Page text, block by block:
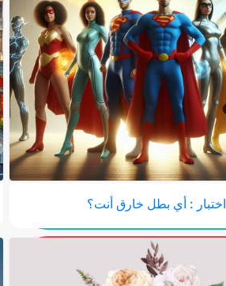
اختبار : أي بطل خارق أنت؟